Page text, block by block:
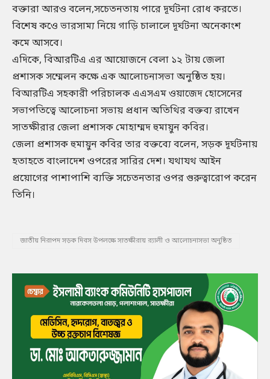
বক্তারা আরও বলেন,সচেতনতায় পারে দূর্ঘটনা রোধ করতে।
বিশেষ কওে ভারসাম্য নিয়ে গাড়ি চালালে দূর্ঘটনা অনেকাংশ
কমে আসবে।
এদিকে, বিআরটিএ এর আয়োজনে বেলা ১২ টায় জেলা
প্রশাসক সম্মেলন কক্ষে এক আলোচনাসভা অনুষ্ঠিত হয়।
বিআরটিএ সহকারী পরিচালক এএসএম ওয়াজেদ হোসেনের
সভাপতিত্বে আলোচনা সভায় প্রধান অতিথির বক্তব্য রাখেন
সাতক্ষীরার জেলা প্রশাসক মোহাম্মদ হুমায়ুন কবির।
জেলা প্রশাসক হুমায়ুন কবির তার বক্তব্যে বলেন, সড়ক দূর্ঘটনায়
হতাহতে বাংলাদেশ ওপরের সারির দেশ। যথাযথ আইন
প্রয়োগের পাশাপাশি ব্যক্তি সচেতনতার ওপর গুরুত্বারোপ করেন
তিনি।
জাতীয় নিরাপদ সড়ক দিবস উপলক্ষে সাতক্ষীরায় র‌্যালী ও আলোচনাসভা অনুষ্ঠিত